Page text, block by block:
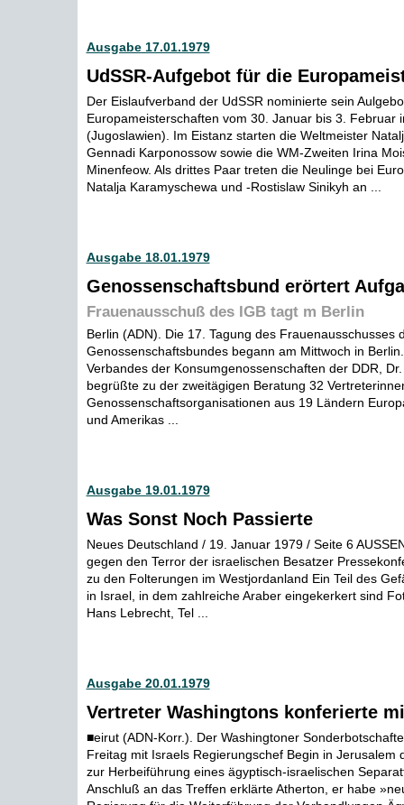
Ausgabe 17.01.1979
UdSSR-Aufgebot für die
Der Eislaufverband der UdSSR nominierte sein
Europameisterschaften vom 30. Januar bis 3. Februar
(Jugoslawien). Im Eistanz starten die Weltmeister
Gennadi Karponossow sowie die WM-Zweiten Irina
Minenfeow. Als drittes Paar treten die Neulinge bei
Natalja Karamyschewa und -Rostislaw Sinikyh an ...
Ausgabe 18.01.1979
Genossenschaftsbund erörtert
Frauenausschuß des IGB tagt m Berlin
Berlin (ADN). Die 17. Tagung des Frauenausschusses
Genossenschaftsbundes begann am Mittwoch in
Verbandes der Konsumgenossenschaften der DDR,
begrüßte zu der zweitägigen Beratung 32
Genossenschaftsorganisationen aus 19 Ländern
und Amerikas ...
Ausgabe 19.01.1979
Was Sonst Noch Passierte
Neues Deutschland / 19. Januar 1979 / Seite 6
gegen den Terror der israelischen Besatzer
zu den Folterungen im Westjordanland Ein Teil des
in Israel, in dem zahlreiche Araber eingekerkert sind
Hans Lebrecht, Tel ...
Ausgabe 20.01.1979
Vertreter Washingtons konferierte
■eirut (ADN-Korr.). Der Washingtoner
Freitag mit Israels Regierungschef Begin in Jerusalem
zur Herbeiführung eines ägyptisch-israelischen
Anschluß an das Treffen erklärte Atherton, er habe